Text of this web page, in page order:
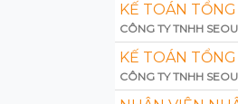
KẾ TOÁN
CÔNG TY TNHH
KẾ TOÁN
CÔNG TY TNHH